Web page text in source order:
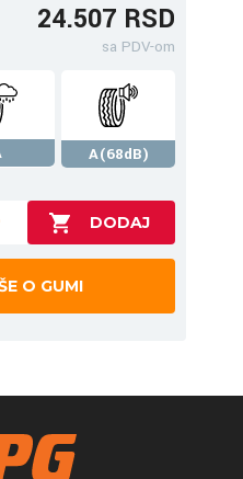
24.507 RSD
sa PDV-om
A(68dB)
O GUMI